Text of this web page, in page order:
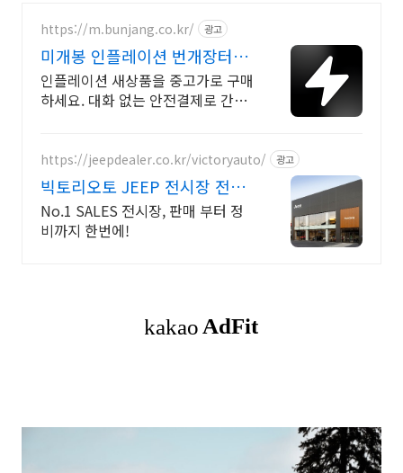
https://m.bunjang.co.kr/ 광고
미개봉 인플레이션 번개장터
국내 최대 브랜드 중고거래
인플레이션 새상품을 중고가로 구매
하세요. 대화 없는 안전결제로 간편
신규 상품 업로드
https://jeepdealer.co.kr/victoryauto/ 광고
빅토리오토 JEEP 전시장 전차
종 시승가능,친절한 상담
No.1 SALES 전시장, 판매 부터 정
비까지 한번에!